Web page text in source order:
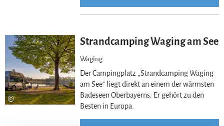
©
Strandcamping Waging am See
Waging
Der Campingplatz „Strandcamping Waging
am See“ liegt direkt an einem der wärmsten
Badeseen Oberbayerns. Er gehört zu den
Besten in Europa.